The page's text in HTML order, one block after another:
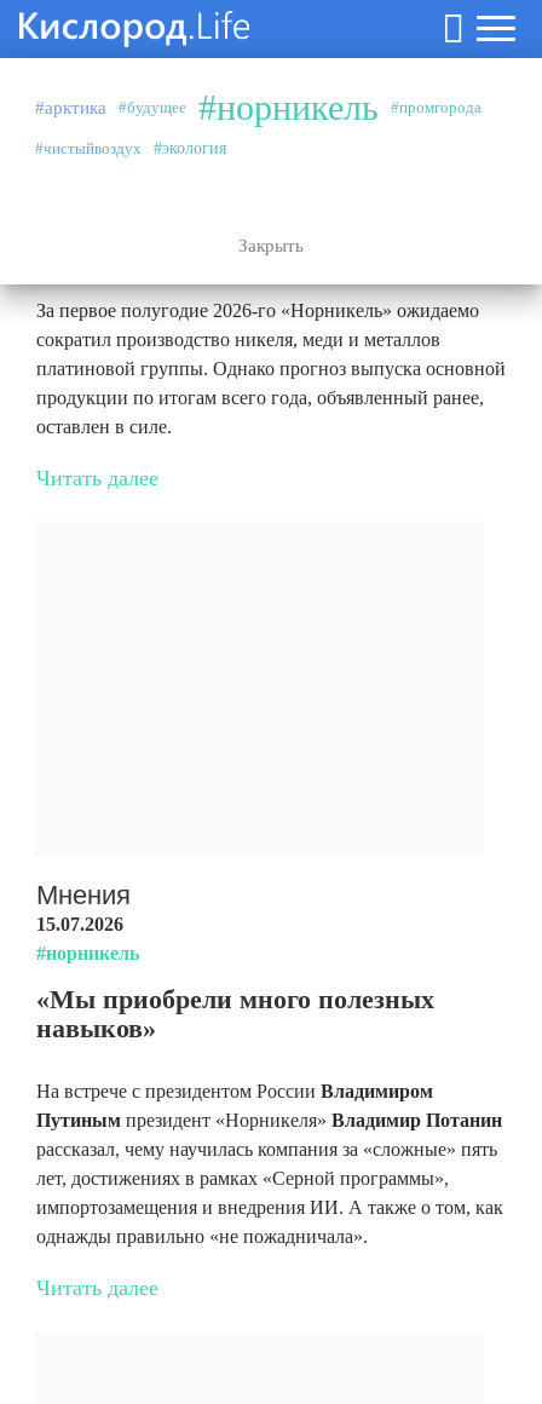
#арктика #будущее #норникель #промгорода
#чистыйвоздух #экология
Закрыть
Аналитика
27.07.2026
За первое полугодие 2026-го «Норникель» ожидаемо
сократил производство никеля, меди и металлов
платиновой группы. Однако прогноз выпуска основной
продукции по итогам всего года, объявленный ранее,
оставлен в силе.
Читать далее
Мнения
15.07.2026
#норникель
«Мы приобрели много полезных
навыков»
На встрече с президентом России Владимиром
Путиным президент «Норникеля» Владимир Потанин
рассказал, чему научилась компания за «сложные» пять
лет, достижениях в рамках «Серной программы»,
импортозамещения и внедрения ИИ. А также о том, как
однажды правильно «не пожадничала».
Читать далее